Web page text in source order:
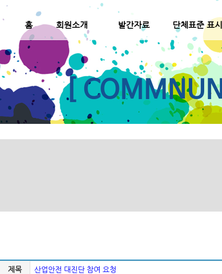
홈 회원소개 발간자료 단체표준 표
[
제목 산업안전 대진단 참여 요청